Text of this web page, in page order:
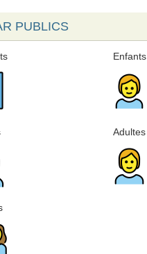
PUBLICS
Enfants
Adultes